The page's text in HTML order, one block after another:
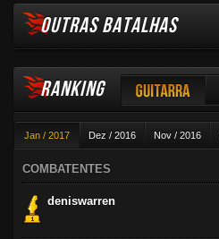
OUTRAS BATALHAS
RANKING
Jan / 2017 Dez / 2016 Nov / 2016
Ago / 2016 Jul / 2016
Guitarra
COMBATENTES
deniswarren